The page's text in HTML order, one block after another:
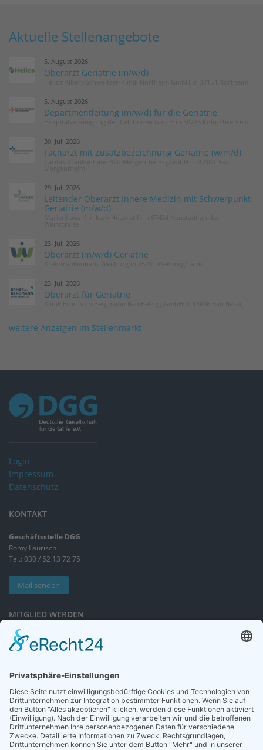
Aktuelle Stellenangebote
5. August 2026
Oberarzt Geriatrie (m/w/d)
5. August 2026
Departmentleitung (m/w/d) für die Geriatrie
30. Juli 2026
Facharzt mit Zusatzbezeichnung Geriatrie (w/m/d)
29. Juli 2026
Leitender Oberarzt Innere Medizin mit Schwerpunkt
Geriatrie (m/w/d)
23. Juli 2026
Oberarzt (m/w/d) Geriatrie
23. Juli 2026
Oberarzt für Geriatrie
weitere Anzeigen im Stellenmarkt
Login
Impressum
Datenschutz
KONTAKT
Geschäftsstelle DGG
Romy Laurisch
Tel.: 030 / 52 13 72 75
Mail senden
MITGLIED WERDEN
Sieben gute Gründe
für Ihre Mitgliedschaft
NEWSLETTER
Neuigkeiten rund um die Geriatrie und die DGG – regelmäßig in Ihrem